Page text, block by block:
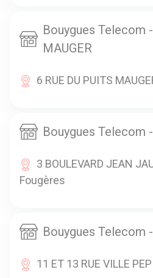
Bouygues Telecom
MAUGER
6 RUE DU PUITS
Bouygues Telecom -
3 BOULEVARD JEAN
Fougères
Bouygues Telecom
11 ET 13 RUE VILLE